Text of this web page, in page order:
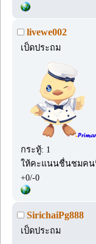
livewe002
เป็ดประถม
กระทู้: 1
ให้คะแนนชื่นชมคน
+0/-0
SirichaiPg888
เป็ดประถม